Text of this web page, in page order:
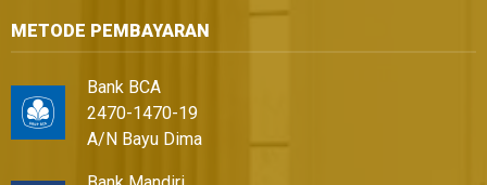
METODE PEMBAYARAN
Bank BCA
2470-1470-19
A/N Bayu Dima